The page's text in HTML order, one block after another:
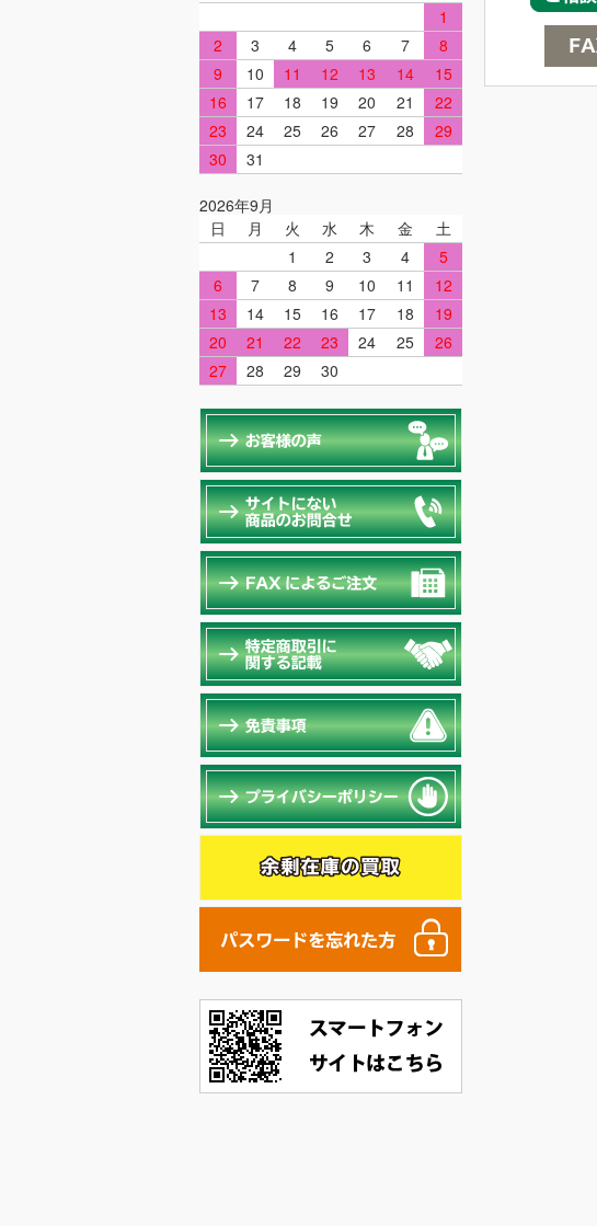
1
2
3 4 5 6 7
8
9
10 11 12 13 14
15
16
17 18 19 20 21
22
23
24 25 26 27 28
29
30
31
2026年9月
日
月 火 水 木 金
土
1
2 3 4
5
6
7 8 9 10 11
12
13
14 15 16 17 18
19
20
21 22 23 24 25
26
27
28 29 30